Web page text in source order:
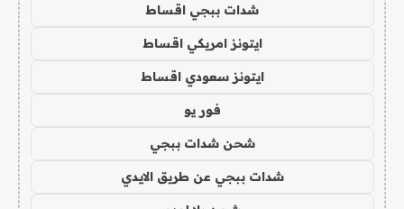
شدات ببجي اقساط
ايتونز امريكي اقساط
ايتونز سعودي اقساط
فور يو
شحن شدات ببجي
شدات ببجي عن طريق الايدي